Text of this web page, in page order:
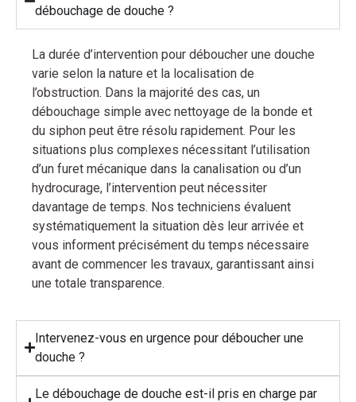
débouchage de douche ?
La durée d’intervention pour déboucher une douche
varie selon la nature et la localisation de
l’obstruction. Dans la majorité des cas, un
débouchage simple avec nettoyage de la bonde et
du siphon peut être résolu rapidement. Pour les
situations plus complexes nécessitant l’utilisation
d’un furet mécanique dans la canalisation ou d’un
hydrocurage, l’intervention peut nécessiter
davantage de temps. Nos techniciens évaluent
systématiquement la situation dès leur arrivée et
vous informent précisément du temps nécessaire
avant de commencer les travaux, garantissant ainsi
une totale transparence.
Intervenez-vous en urgence pour déboucher une
douche ?
Le débouchage de douche est-il pris en charge par